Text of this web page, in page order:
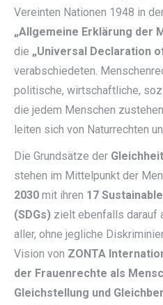
Vereinten Nationen 1948 in
„Allgemeine Erklärung der
die „Universal Declaration
verabschiedeten.
politische, wirtschaftliche,
die jedem Menschen
leiten sich von Naturrechten
Die Grundsätze der
stehen im Mittelpunkt der
2030 mit ihren 17
(SDGs) zielt ebenfalls darauf
aller, ohne jegliche
Vision von ZONTA
der Frauenrechte als
Gleichstellung und